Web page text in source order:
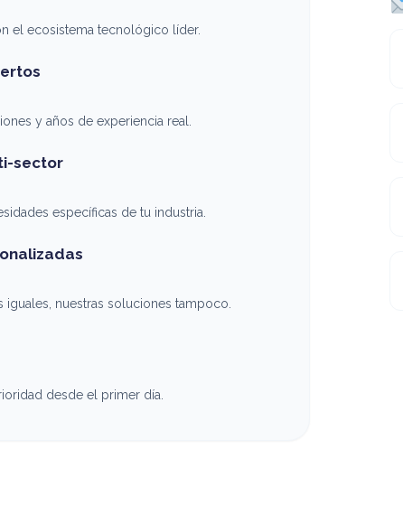
el ecosistema tecnológico líder.
y años de experiencia real.
sector
específicas de tu industria.
iguales, nuestras soluciones tampoco.
desde el primer día.